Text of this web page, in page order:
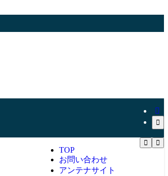
TOP
お問い合わせ
アンテナサイト